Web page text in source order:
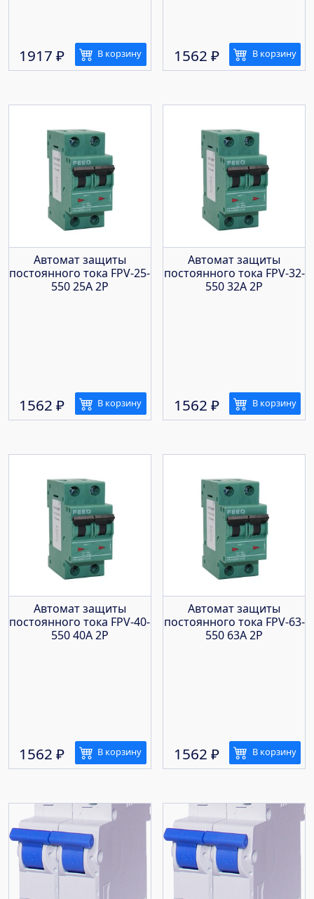
1917₽ В корзину 1562 ₽ В корзину
Автомат защиты
постоянного тока FPV-25-
550 25A 2P
1562₽ В корзину
Автомат защиты
постоянного тока FPV-32-
550 32A 2P
1562 ₽ В корзину
Автомат защиты
постоянного тока FPV-40-
550 40A 2P
1562₽ В корзину
Автомат защиты
постоянного тока FPV-63-
550 63A 2P
1562 ₽ В корзину